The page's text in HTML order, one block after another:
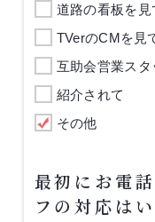
道路の看板を見
TVerのCMを見
互助会営業ス
紹介されて
その他
最初にお電
フの対応は